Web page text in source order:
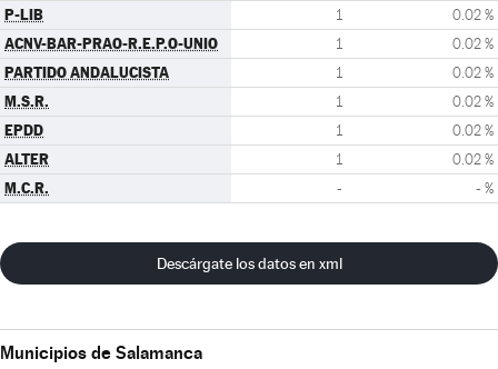
P-LIB 1 0.02 %
ACNV-BAR-PRAO-R.E.P.O-UNIO 1 0.02 %
PARTIDO ANDALUCISTA 1 0.02 %
M.S.R. 1 0.02 %
EPDD 1 0.02 %
ALTER 1 0.02 %
M.C.R. - - %
Descárgate los datos en xml
Municipios de Salamanca